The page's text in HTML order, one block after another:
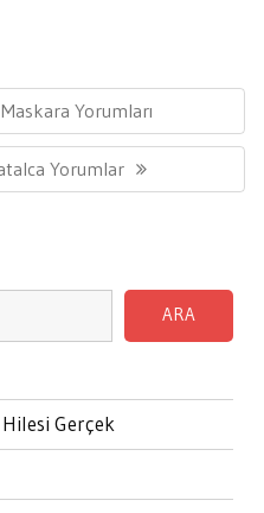
Yorumları
Yorumlar
ARA
Gerçek